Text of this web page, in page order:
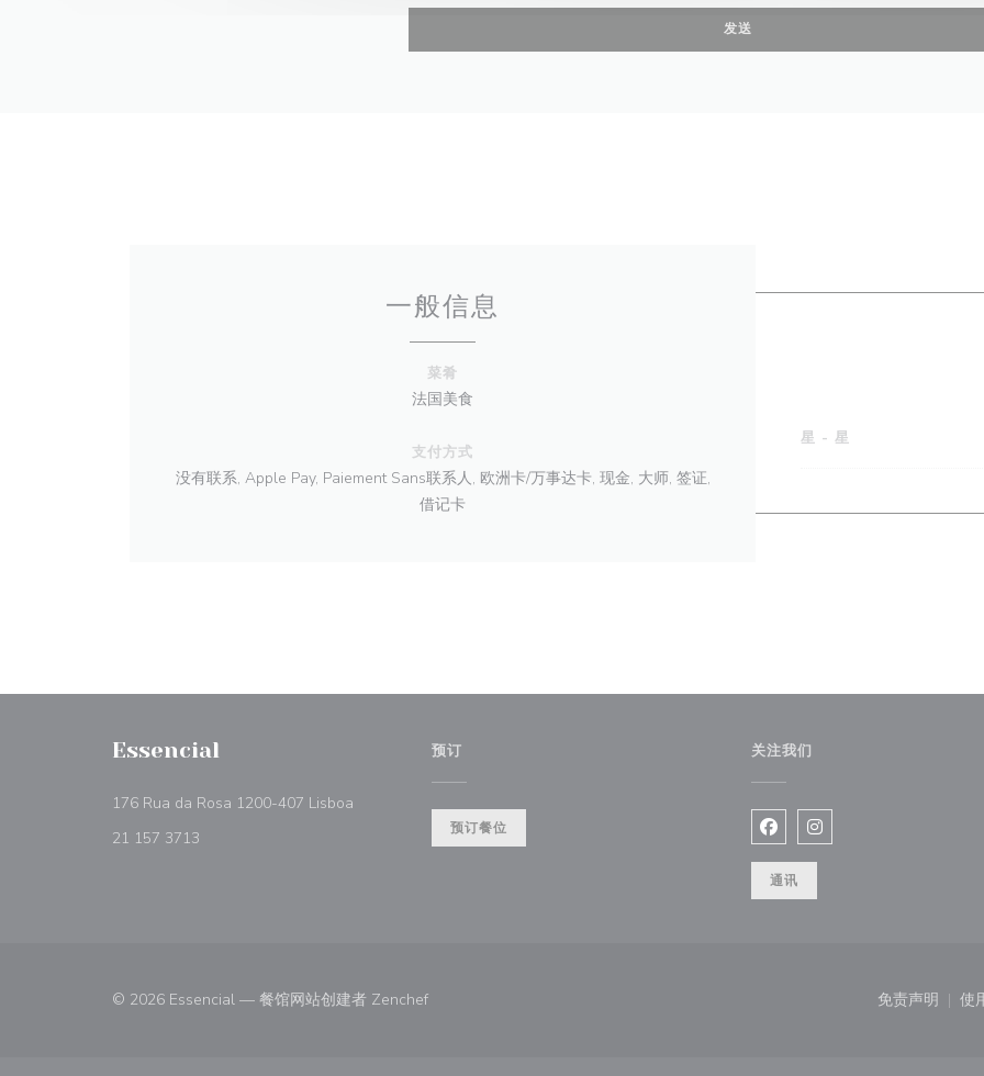
一般信息
菜肴
法国美食
支付方式
没有联系, Apple Pay, Paiement Sans联系人, 欧洲卡/万事达卡, 现金, 大师, 签证,
借记卡
星 -星
Essencial
176 Rua da Rosa 1200-407 Lisboa
21 157 3713
预订
预订餐位
关注我们
Facebook ((在新窗口中打开
Instagram ((在新窗口
通讯
© 2026 Essencial — 餐馆网站创建者 Zenchef((在新窗口中打开)) 免责声明
((在新窗
使